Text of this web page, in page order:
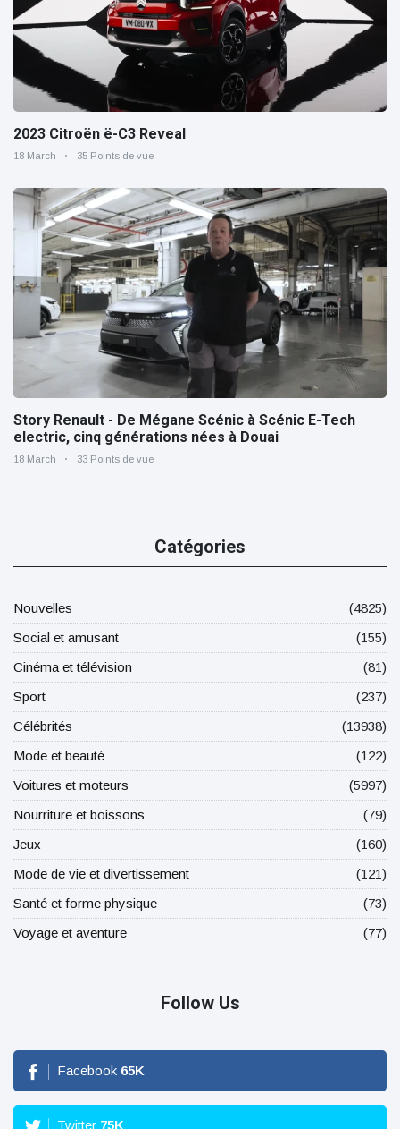
2023 Citroën ë-C3 Reveal
18 March 35 Points de vue
Story Renault - De Mégane Scénic à Scénic E-Tech
electric, cinq générations nées à Douai
18 March 33 Points de vue
Catégories
Nouvelles
(4825)
Social et amusant
(155)
Cinéma et télévision
(81)
Sport
(237)
Célébrités
(13938)
Mode et beauté
(122)
Voitures et moteurs
(5997)
Nourriture et boissons
(79)
Jeux
(160)
Mode de vie et divertissement
(121)
Santé et forme physique
(73)
Voyage et aventure
(77)
Follow Us
Facebook 65K
Twitter 75K